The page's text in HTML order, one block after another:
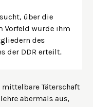
über die
Vorfeld wurde ihm
des
der DDR erteilt.
Täterschaft
abermals aus,